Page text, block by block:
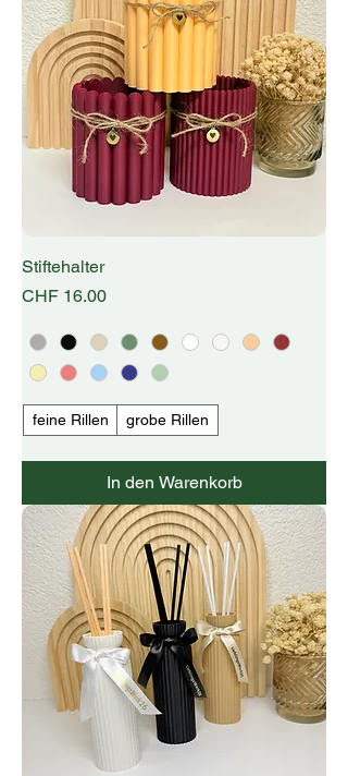
Stiftehalter
Preis
CHF 16.00
feine Rillen grobe Rillen
In den Warenkorb